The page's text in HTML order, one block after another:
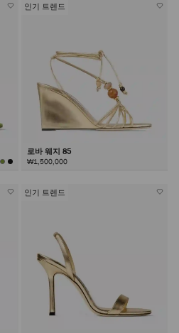
인기 트렌드
로바 웨지 85
₩1,500,000
인기 트렌드